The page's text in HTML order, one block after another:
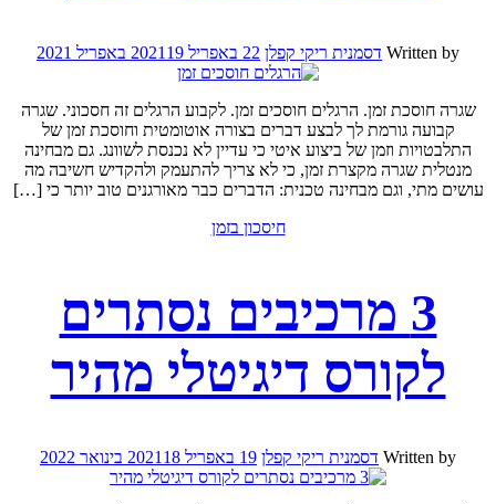
Written by דסמנית ריקי קפלן 22 באפריל 2021 19 באפריל 2021
שגרה חוסכת זמן. הרגלים חוסכים זמן. לקבוע הרגלים זה חסכוני. שגרה
קבועה גורמת לך לבצע דברים בצורה אוטומטית וחוסכת זמן של
התלבטויות וזמן של ביצוע איטי כי עדיין לא נכנסת לשוונג. גם מבחינה
מנטלית שגרה מקצרת זמן, כי לא צריך להתעמק ולהקדיש חשיבה מה
עושים מתי, וגם מבחינה טכנית: הדברים כבר מאורגנים טוב יותר כי […]
חיסכון בזמן
3 מרכיבים נסתרים
לקורס דיגיטלי מהיר
Written by דסמנית ריקי קפלן 19 באפריל 2021 18 בינואר 2022